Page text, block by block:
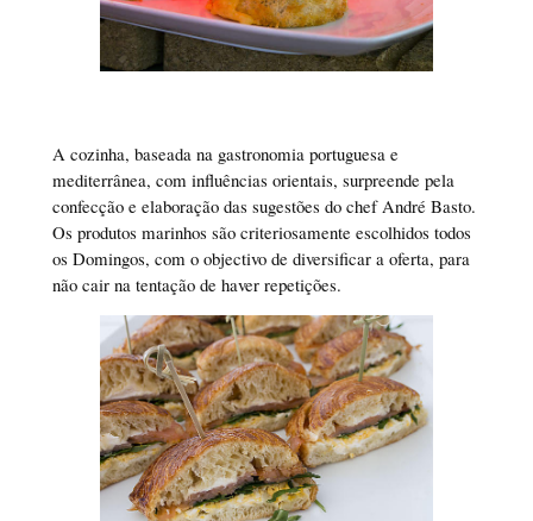
A cozinha, baseada na gastronomia portuguesa e
mediterrânea, com influências orientais, surpreende pela
confecção e elaboração das sugestões do chef André Basto.
Os produtos marinhos são criteriosamente escolhidos todos
os Domingos, com o objectivo de diversificar a oferta, para
não cair na tentação de haver repetições.